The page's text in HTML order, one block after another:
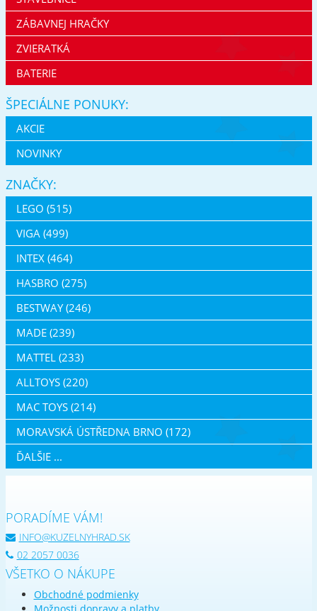
ZÁBAVNEJ HRAČKY
ZVIERATKÁ
BATERIE
ŠPECIÁLNE PONUKY:
AKCIE
NOVINKY
ZNAČKY:
LEGO (515)
VIGA (499)
INTEX (464)
HASBRO (275)
BESTWAY (246)
MADE (239)
MATTEL (233)
ALLTOYS (220)
MAC TOYS (214)
MORAVSKÁ ÚSTŘEDNA BRNO (172)
ĎALŠIE ...
PORADÍME VÁM!
INFO@KUZELNYHRAD.SK
02 2057 0036
VŠETKO O NÁKUPE
Obchodné podmienky